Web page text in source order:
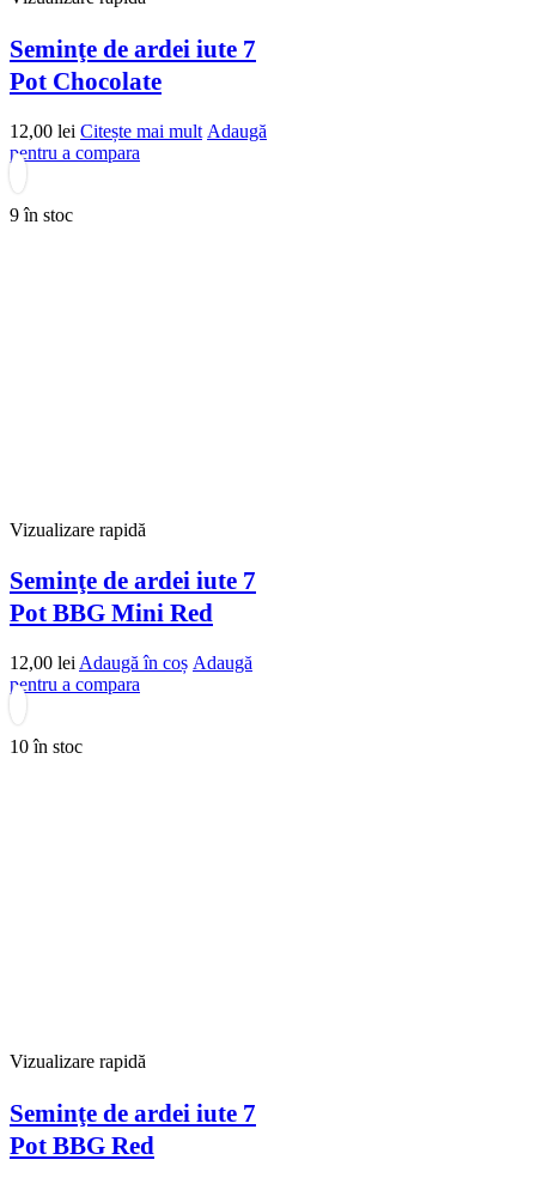
Seminţe de ardei iute 7
Pot Chocolate
12,00 lei Citește mai mult Adaugă
pentru a compara
9 în stoc
Vizualizare rapidă
Seminţe de ardei iute 7
Pot BBG Mini Red
12,00 lei Adaugă în coș Adaugă
pentru a compara
10 în stoc
Vizualizare rapidă
Seminţe de ardei iute 7
Pot BBG Red